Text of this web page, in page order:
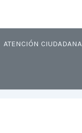
ATENCIÓN CIUDADANA